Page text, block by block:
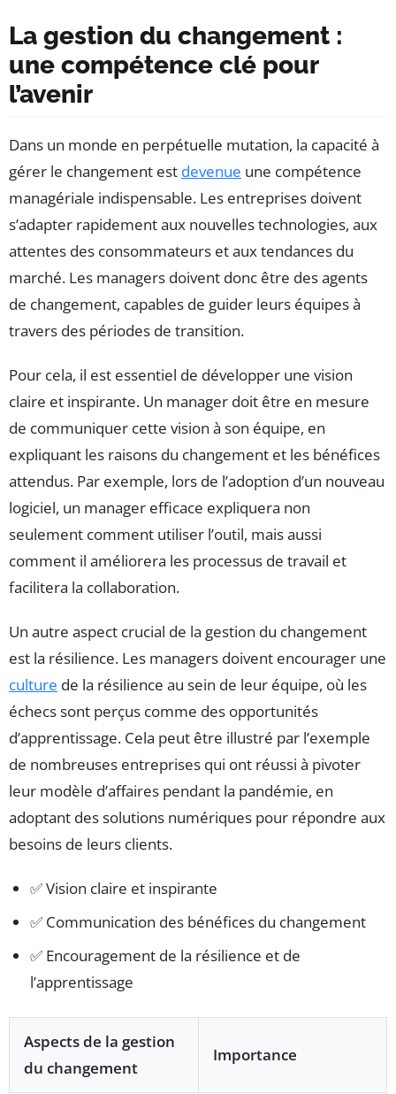
La gestion du changement :
une compétence clé pour
l’avenir
Dans un monde en perpétuelle mutation, la capacité à
gérer le changement est devenue une compétence
managériale indispensable. Les entreprises doivent
s’adapter rapidement aux nouvelles technologies, aux
attentes des consommateurs et aux tendances du
marché. Les managers doivent donc être des agents
de changement, capables de guider leurs équipes à
travers des périodes de transition.
Pour cela, il est essentiel de développer une vision
claire et inspirante. Un manager doit être en mesure
de communiquer cette vision à son équipe, en
expliquant les raisons du changement et les bénéfices
attendus. Par exemple, lors de l’adoption d’un nouveau
logiciel, un manager efficace expliquera non
seulement comment utiliser l’outil, mais aussi
comment il améliorera les processus de travail et
facilitera la collaboration.
Un autre aspect crucial de la gestion du changement
est la résilience. Les managers doivent encourager une
culture de la résilience au sein de leur équipe, où les
échecs sont perçus comme des opportunités
d’apprentissage. Cela peut être illustré par l’exemple
de nombreuses entreprises qui ont réussi à pivoter
leur modèle d’affaires pendant la pandémie, en
adoptant des solutions numériques pour répondre aux
besoins de leurs clients.
✅ Vision claire et inspirante
✅ Communication des bénéfices du changement
✅ Encouragement de la résilience et de
l’apprentissage
Aspects de la gestion
du changement
Importance